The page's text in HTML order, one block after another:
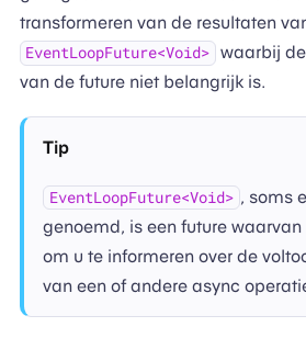
transformeren van de resultaten
EventLoopFuture<Void> waarbij
van de future niet belangrijk is.
Tip
EventLoopFuture<Void> , soms
genoemd, is een future
om u te informeren over de
van een of andere async